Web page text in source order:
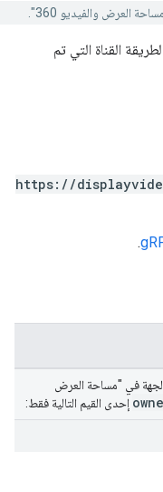
القناة التي تم
https://
.
في "مساحة العرض
إحدى القيم التالية فقط: